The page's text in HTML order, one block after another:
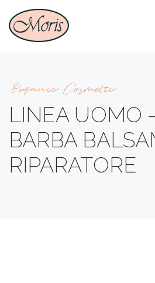
Organic Cosmetic
LINEA UOMO
BARBA
RIPARATORE